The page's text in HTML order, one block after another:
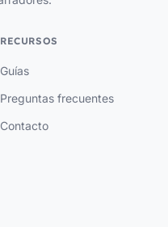
RECURSOS
Guías
Preguntas frecuentes
Contacto